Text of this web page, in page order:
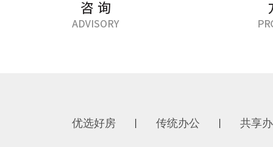
优选好房 传统办公 共享